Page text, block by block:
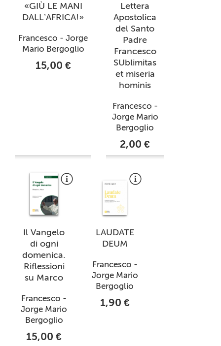
«GIÙ LE MANI
DALL’AFRICA!»
Francesco - Jorge
Mario Bergoglio
15,00 €
Lettera
Apostolica
del Santo
Padre
Francesco
SUblimitas
et miseria
hominis
Francesco -
Jorge Mario
Bergoglio
2,00 €
Il Vangelo
di ogni
domenica.
Riflessioni
su Marco
Francesco -
Jorge Mario
Bergoglio
15,00 €
LAUDATE
DEUM
Francesco -
Jorge Mario
Bergoglio
1,90 €